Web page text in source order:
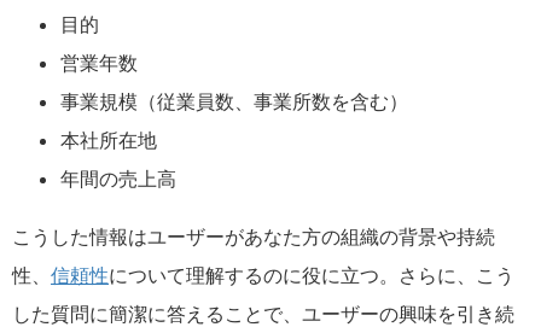
目的
営業年数
事業規模（従業員数、事業所数を含む）
本社所在地
年間の売上高
こうした情報はユーザーがあなた方の組織の背景や持続
性、 信頼性について理解するのに役に立つ。さらに、こう
した質問に簡潔に答えることで、ユーザーの興味を引き続